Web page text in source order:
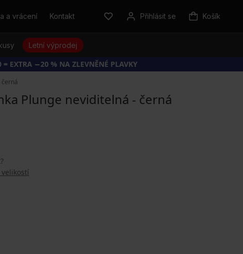
a vrácení Kontakt Přihlásit se Košík
Letní výprodej
= EXTRA −20 % NA ZLEVNĚNÉ PLAVKY
Plunge neviditelná - černá